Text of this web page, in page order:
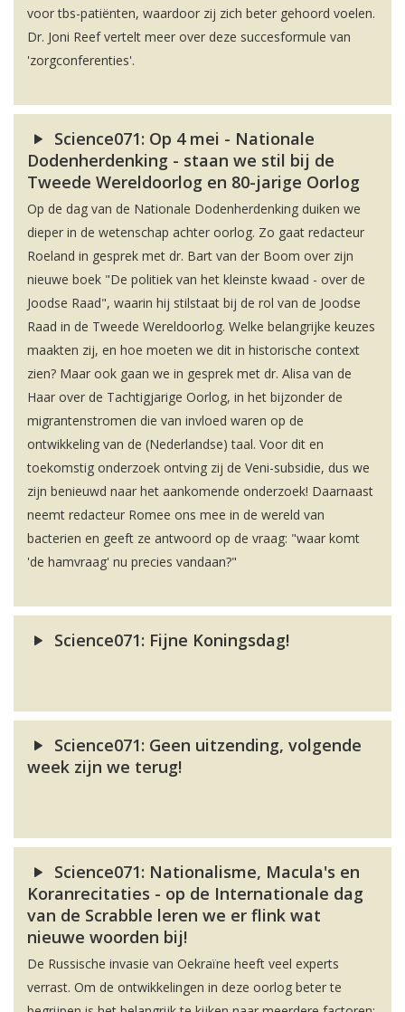
voor tbs-patiënten, waardoor zij zich beter gehoord voelen.
Dr. Joni Reef vertelt meer over deze succesformule van
'zorgconferenties'.
Science071: Op 4 mei - Nationale
Dodenherdenking - staan we stil bij de
Tweede Wereldoorlog en 80-jarige Oorlog
Op de dag van de Nationale Dodenherdenking duiken we
dieper in de wetenschap achter oorlog. Zo gaat redacteur
Roeland in gesprek met dr. Bart van der Boom over zijn
nieuwe boek "De politiek van het kleinste kwaad - over de
Joodse Raad", waarin hij stilstaat bij de rol van de Joodse
Raad in de Tweede Wereldoorlog. Welke belangrijke keuzes
maakten zij, en hoe moeten we dit in historische context
zien? Maar ook gaan we in gesprek met dr. Alisa van de
Haar over de Tachtigjarige Oorlog, in het bijzonder de
migrantenstromen die van invloed waren op de
ontwikkeling van de (Nederlandse) taal. Voor dit en
toekomstig onderzoek ontving zij de Veni-subsidie, dus we
zijn benieuwd naar het aankomende onderzoek! Daarnaast
neemt redacteur Romee ons mee in de wereld van
bacterien en geeft ze antwoord op de vraag: "waar komt
'de hamvraag' nu precies vandaan?"
Science071: Fijne Koningsdag!
Science071: Geen uitzending, volgende
week zijn we terug!
Science071: Nationalisme, Macula's en
Koranrecitaties - op de Internationale dag
van de Scrabble leren we er flink wat
nieuwe woorden bij!
De Russische invasie van Oekraïne heeft veel experts
verrast. Om de ontwikkelingen in deze oorlog beter te